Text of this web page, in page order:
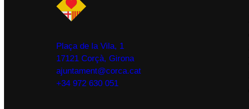
Plaça de la Vila, 1
17121 Corçà, Girona
ajuntament@corca.cat
+34 972 630 051